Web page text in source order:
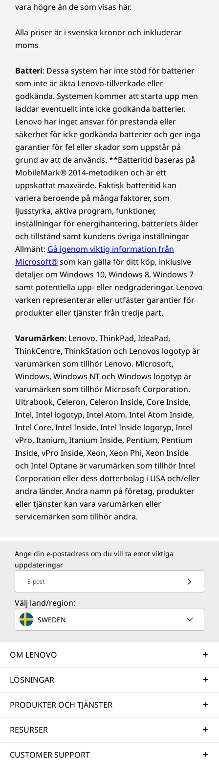
vara högre än de som visas här.
Alla priser är i svenska kronor och inkluderar
moms
Batteri: Dessa system har inte stöd för batterier
som inte är äkta Lenovo-tillverkade eller
godkända. Systemen kommer att starta upp men
laddar eventuellt inte icke godkända batterier.
Lenovo har inget ansvar för prestanda eller
säkerhet för icke godkända batterier och ger inga
garantier för fel eller skador som uppstår på
grund av att de används. **Batteritid baseras på
MobileMark® 2014-metodiken och är ett
uppskattat maxvärde. Faktisk batteritid kan
variera beroende på många faktorer, som
ljusstyrka, aktiva program, funktioner,
inställningar för energihantering, batteriets ålder
och tillstånd samt kundens övriga inställningar
Allmänt: Gå igenom viktig information från
Microsoft®som kan gälla för ditt köp, inklusive
detaljer om Windows 10, Windows 8, Windows 7
samt potentiella upp- eller nedgraderingar. Lenovo
varken representerar eller utfäster garantier för
produkter eller tjänster från tredje part.
Varumärken: Lenovo, ThinkPad, IdeaPad,
ThinkCentre, ThinkStation och Lenovos logotyp är
varumärken som tillhör Lenovo. Microsoft,
Windows, Windows NT och Windows logotyp är
varumärken som tillhör Microsoft Corporation.
Ultrabook, Celeron, Celeron Inside, Core Inside,
Intel, Intel logotyp, Intel Atom, Intel Atom Inside,
Intel Core, Intel Inside, Intel Inside logotyp, Intel
vPro, Itanium, Itanium Inside, Pentium, Pentium
Inside, vPro Inside, Xeon, Xeon Phi, Xeon Inside
och Intel Optane är varumärken som tillhör Intel
Corporation eller dess dotterbolag i USA och/eller
andra länder. Andra namn på företag, produkter
eller tjänster kan vara varumärken eller
servicemärken som tillhör andra.
Ange din e-postadress om du vill ta emot viktiga
uppdateringar
E-post
Välj land/region:
SWEDEN
OM LENOVO
LÖSNINGAR
PRODUKTER OCH TJÄNSTER
RESURSER
CUSTOMER SUPPORT